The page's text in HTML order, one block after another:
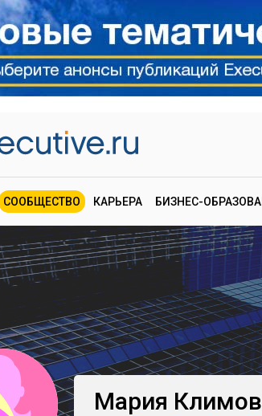
СООБЩЕСТВО КАРЬЕРА БИЗНЕС-
Мария